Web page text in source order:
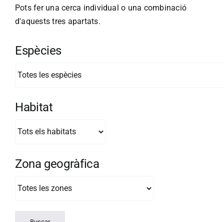
Pots fer una cerca individual o una combinació
d'aquests tres apartats.
Espècies
Habitat
Zona geogràfica